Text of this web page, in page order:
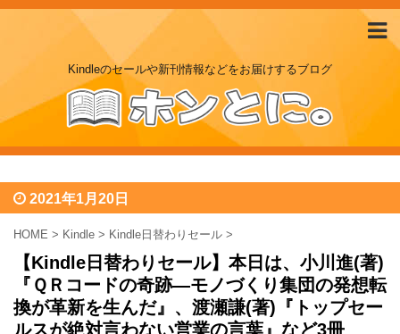
Kindleのセールや新刊情報などをお届けするブログ
2021年1月20日
HOME > Kindle > Kindle日替わりセール >
【Kindle日替わりセール】本日は、小川進(著)
『ＱＲコードの奇跡―モノづくり集団の発想転
換が革新を生んだ』、渡瀬謙(著)『トップセー
ルスが絶対言わない営業の言葉』など3冊